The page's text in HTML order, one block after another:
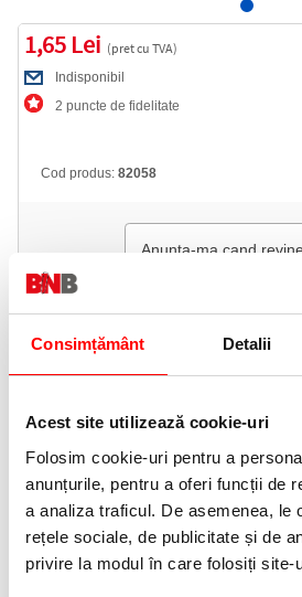
Consimțământ Detalii
Acest site utilizează cookie-uri
Folosim cookie-uri pentru a
anunțurile, pentru a oferi funcții de
a analiza traficul. De asemenea, le
rețele sociale, de publicitate și de
privire la modul în care folosiți site-
1,65 Lei (pret cu TVA)
Indisponibil
2 puncte de fidelitate
Cod produs: 82058
Anunta-ma cand
Telefon:
0372 552 601
· Grosime scriere: 0.7 mm.
· Corp in diverse culori.
PRODUSE SIMILARE